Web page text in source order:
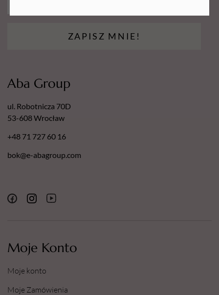
ZAPISZ MNIE!
Moje Konto
Moje konto
Moje Zamówienia
Aba Group
ul. Robotnicza 70D
53-608 Wrocław
+48 71 727 60 16
bok@e-abagroup.com